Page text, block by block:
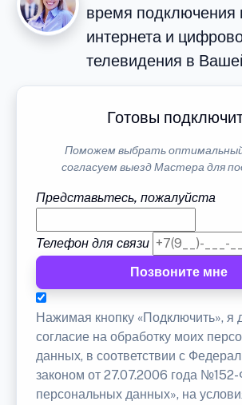
время подключения
интернета и
телевидения в
Готовы
Поможем выбрать
согласуем выезд Мастера для
Представьтесь, пожалуйста
Телефон для связи
Позвоните мне
Нажимая кнопку «Подключить», я
согласие на обработку моих
данных, в соответствии с
законом от 27.07.2006 года
персональных данных», на